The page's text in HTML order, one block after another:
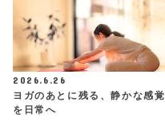
2026.6.26
ヨガのあとに残る、静かな感覚
を日常へ